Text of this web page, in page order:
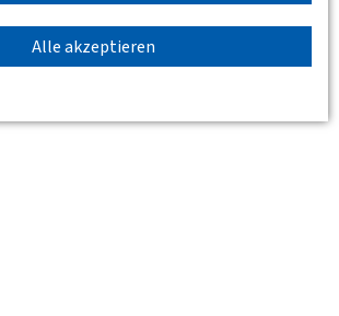
Alle akzeptieren